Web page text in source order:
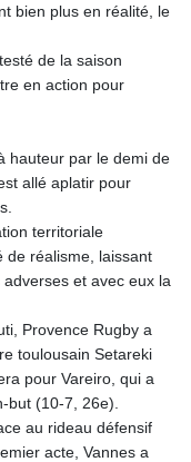
bien plus en réalité, le
de la saison
en action pour
hauteur par le demi de
allé aplatir pour
territoriale
de réalisme, laissant
et avec eux la
Provence Rugby a
toulousain Setareki
pour Vareiro, qui a
but (10-7, 26e).
au rideau défensif
acte, Vannes a